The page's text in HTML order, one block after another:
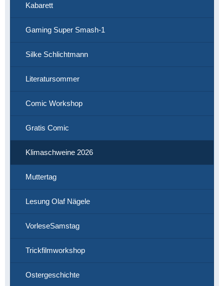
Kabarett
Gaming Super Smash-1
Silke Schlichtmann
Literatursommer
Comic Workshop
Gratis Comic
Klimaschweine 2026
Muttertag
Lesung Olaf Nägele
VorleseSamstag
Trickfilmworkshop
Ostergeschichte